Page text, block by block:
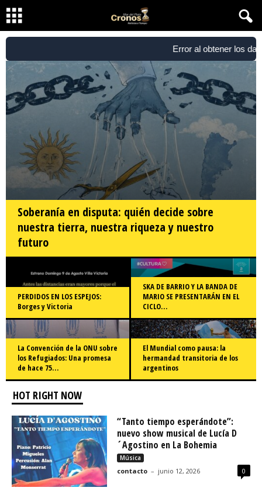
Error al obtener los datos
Soberanía en disputa: quién decide sobre
nuestra tierra, nuestra riqueza y nuestro
futuro
PERDIDOS EN LOS ESPEJOS:
Borges y Victoria
SKA DE BARRIO Y LA BANDA DE
MARIO SE PRESENTARÁN EN EL
CICLO…
La Convención de la ONU sobre
los Refugiados: Una promesa
de hace 75…
El Mundial como pausa: la
hermandad transitoria de los
argentinos
HOT RIGHT NOW
“Tanto tiempo esperándote”:
nuevo show musical de Lucía D
´Agostino en La Bohemia
Música
contacto – junio 12, 2026 0